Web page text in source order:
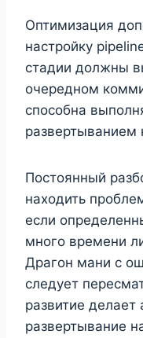
Оптимизация
настройку
стадии должны
очередном
способна
развертыванием
Постоянный
находить
если
много времени
Драгон мани с
следует
развитие делает
развертывание